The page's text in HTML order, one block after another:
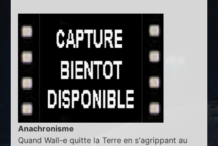
Anachronisme
Quand Wall-e quitte la Terre en s'agrippant au